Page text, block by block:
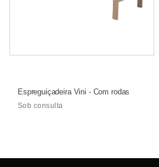
Espreguiçadeira Vini - Com rodas
Sob consulta